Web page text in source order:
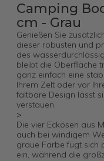
Camping
cm - Grau
Genießen Sie
dieser robusten und
des
bleibt die Oberfläche
ganz einfach eine
Ihrem Zelt oder vor
faltbare Design lässt
verstauen.
>
Die vier Eckösen aus
auch bei windigem
graue Farbe fügt sich
ein, während die